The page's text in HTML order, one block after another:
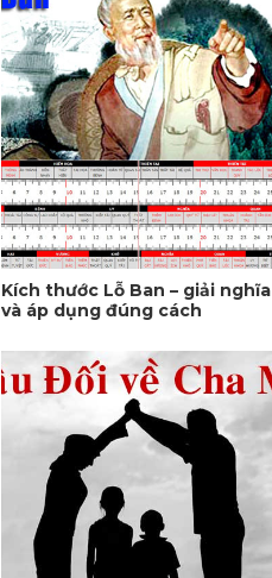
Kích thước Lỗ Ban – giải nghĩa
và áp dụng đúng cách